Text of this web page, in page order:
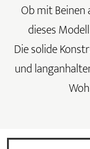
Ob mit
dieses
Die solide
und